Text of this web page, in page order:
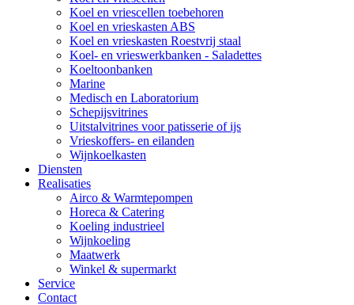
Koel en vriescellen toebehoren
Koel en vrieskasten ABS
Koel en vrieskasten Roestvrij staal
Koel- en vrieswerkbanken - Saladettes
Koeltoonbanken
Marine
Medisch en Laboratorium
Schepijsvitrines
Uitstalvitrines voor patisserie of ijs
Vrieskoffers- en eilanden
Wijnkoelkasten
Diensten
Realisaties
Airco & Warmtepompen
Horeca & Catering
Koeling industrieel
Wijnkoeling
Maatwerk
Winkel & supermarkt
Service
Contact